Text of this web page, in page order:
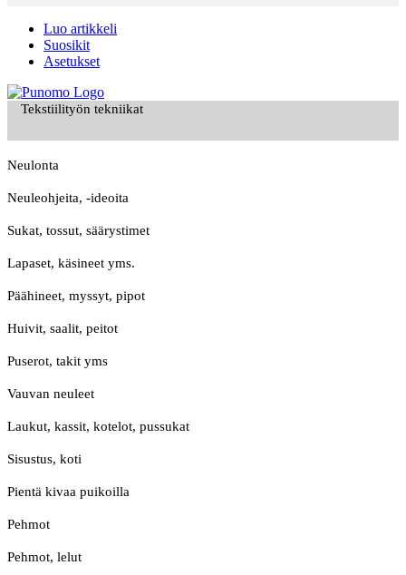
Luo artikkeli
Suosikit
Asetukset
Tekstiilityön tekniikat
Neulonta
Neuleohjeita, -ideoita
Sukat, tossut, säärystimet
Lapaset, käsineet yms.
Päähineet, myssyt, pipot
Huivit, saalit, peitot
Puserot, takit yms
Vauvan neuleet
Laukut, kassit, kotelot, pussukat
Sisustus, koti
Pientä kivaa puikoilla
Pehmot
Pehmot, lelut